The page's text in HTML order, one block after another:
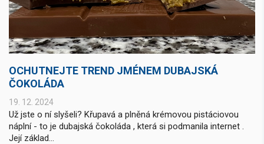
OCHUTNEJTE TREND JMÉNEM DUBAJSKÁ
ČOKOLÁDA
19. 12. 2024
Už jste o ní slyšeli? Křupavá a plněná krémovou pistáciovou
náplní - to je dubajská čokoláda , která si podmanila internet .
Její základ...